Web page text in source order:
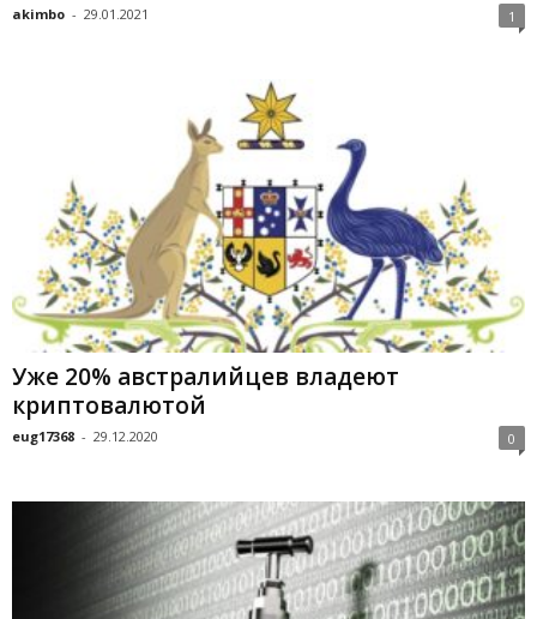
akimbo - 29.01.2021 1
Уже 20% австралийцев владеют
криптовалютой
eug17368 - 29.12.2020 0